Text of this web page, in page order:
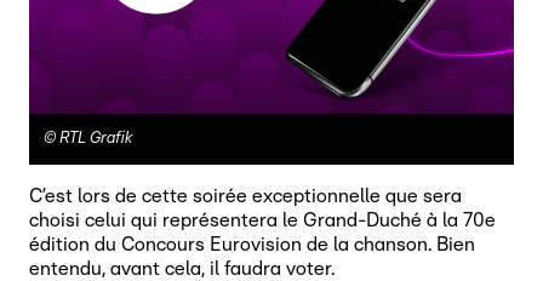
© RTL Grafik
C’est lors de cette soirée exceptionnelle que sera
choisi celui qui représentera le Grand-Duché à la 70e
édition du Concours Eurovision de la chanson. Bien
entendu, avant cela, il faudra voter.